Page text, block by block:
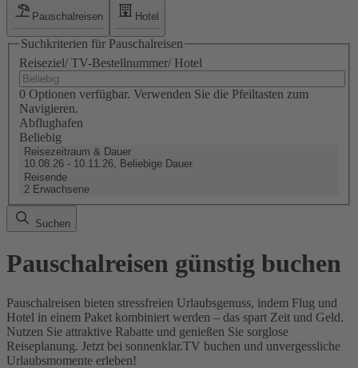
Pauschalreisen Hotel
Suchkriterien für Pauschalreisen
Reiseziel/ TV-Bestellnummer/ Hotel
0 Optionen verfügbar. Verwenden Sie die Pfeiltasten zum
Navigieren.
Abflughafen
Beliebig
Reisezeitraum & Dauer
10.08.26 - 10.11.26, Beliebige Dauer
Reisende
2 Erwachsene
Suchen
Pauschalreisen günstig buchen
Pauschalreisen bieten stressfreien Urlaubsgenuss, indem Flug und
Hotel in einem Paket kombiniert werden – das spart Zeit und Geld.
Nutzen Sie attraktive Rabatte und genießen Sie sorglose
Reiseplanung. Jetzt bei sonnenklar.TV buchen und unvergessliche
Urlaubsmomente erleben!